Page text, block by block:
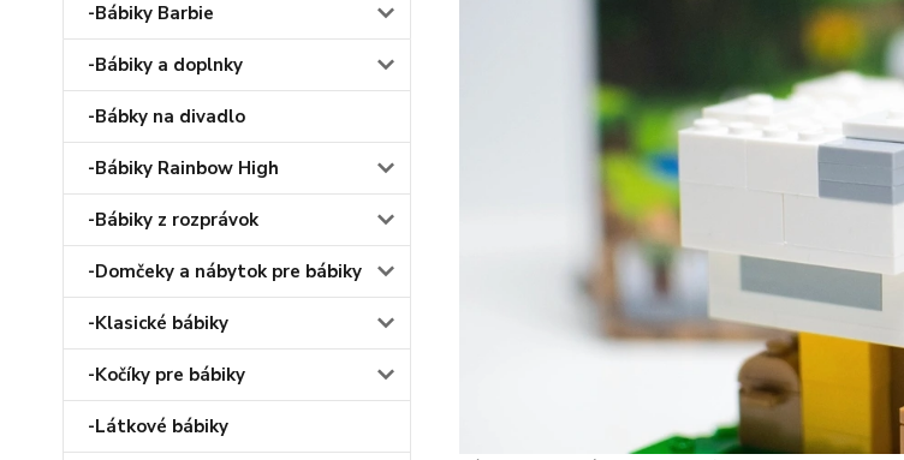
-Bábiky Barbie
-Bábiky a doplnky
-Bábky na divadlo
-Bábiky Rainbow High
-Bábiky z rozprávok
-Domčeky a nábytok pre bábiky
-Klasické bábiky
-Kočíky pre bábiky
-Látkové bábiky